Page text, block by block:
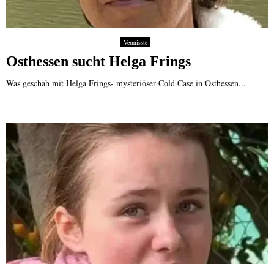
Vermisste
Osthessen sucht Helga Frings
Was geschah mit Helga Frings- mysteriöser Cold Case in Osthessen...